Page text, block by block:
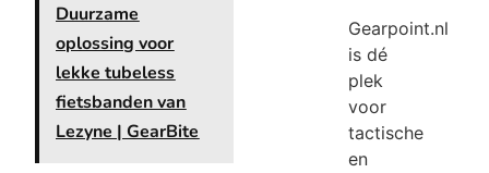
Duurzame
oplossing voor
lekke tubeless
fietsbanden van
Lezyne | GearBite
Gearpoint.nl
is dé
plek
voor
tactische
en